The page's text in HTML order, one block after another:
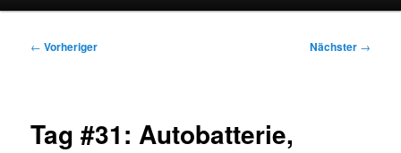
Beitragsnavigation
← Vorheriger Nächster →
Tag #31: Autobatterie,